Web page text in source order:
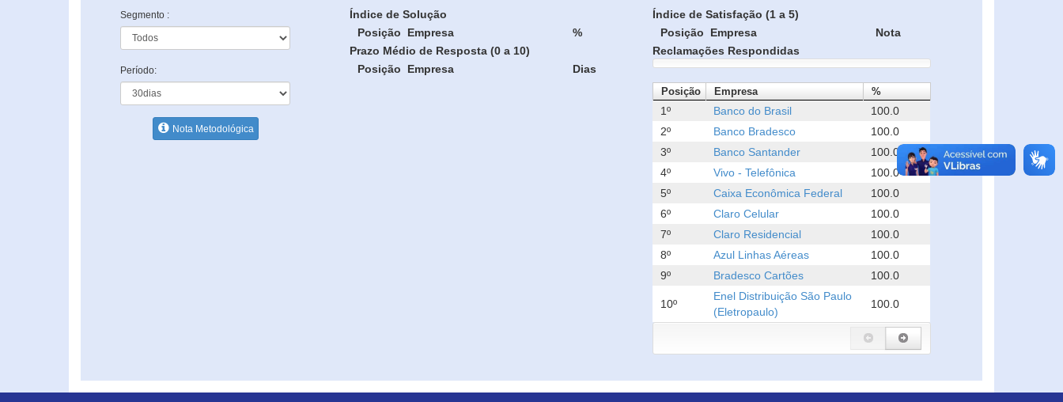
Segmento :
Período:
Nota Metodológica
Índice de Solução
Posição
Empresa %
Índice de Satisfação (1 a 5)
Posição
Empresa
Nota
Prazo Médio de Resposta (0 a 10)
Posição
Empresa Dias
Reclamações Respondidas
Posição Empresa %
1º Banco do Brasil
100.0
2º
Banco Bradesco
100.0
3º
Banco Santander
100.0
4º
Vivo - Telefônica
100.0
5º
Caixa Econômica Federal
100.0
6º
Claro Celular
100.0
7º
Claro Residencial
100.0
8º
Azul Linhas Aéreas
100.0
9º
Bradesco Cartões 100.0
10º
Enel Distribuição São Paulo
(Eletropaulo)
100.0